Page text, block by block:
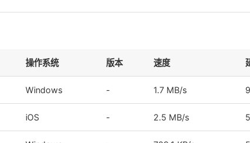
操作系统 版本 速度
Windows - 1.7 MB/s
iOS - 2.5 MB/s